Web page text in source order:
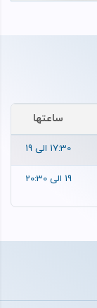
ساعتها
17:30 الی 19
19 الی 20:30